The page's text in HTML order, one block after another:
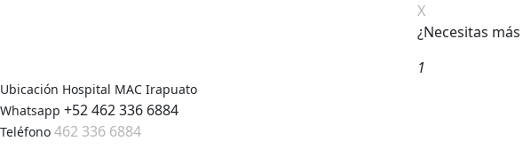
X
¿Necesitas
1
Ubicación Hospital MAC Irapuato
Whatsapp +52 462 336 6884
Teléfono 462 336 6884